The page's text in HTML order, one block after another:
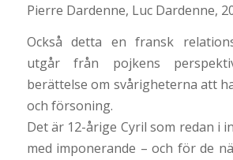
Pierre Dardenne, Luc Dardenne,
Också detta en fransk
utgår från pojkens
berättelse om svårigheterna att
och försoning.
Det är 12-årige Cyril som redan i
med imponerande – och för de